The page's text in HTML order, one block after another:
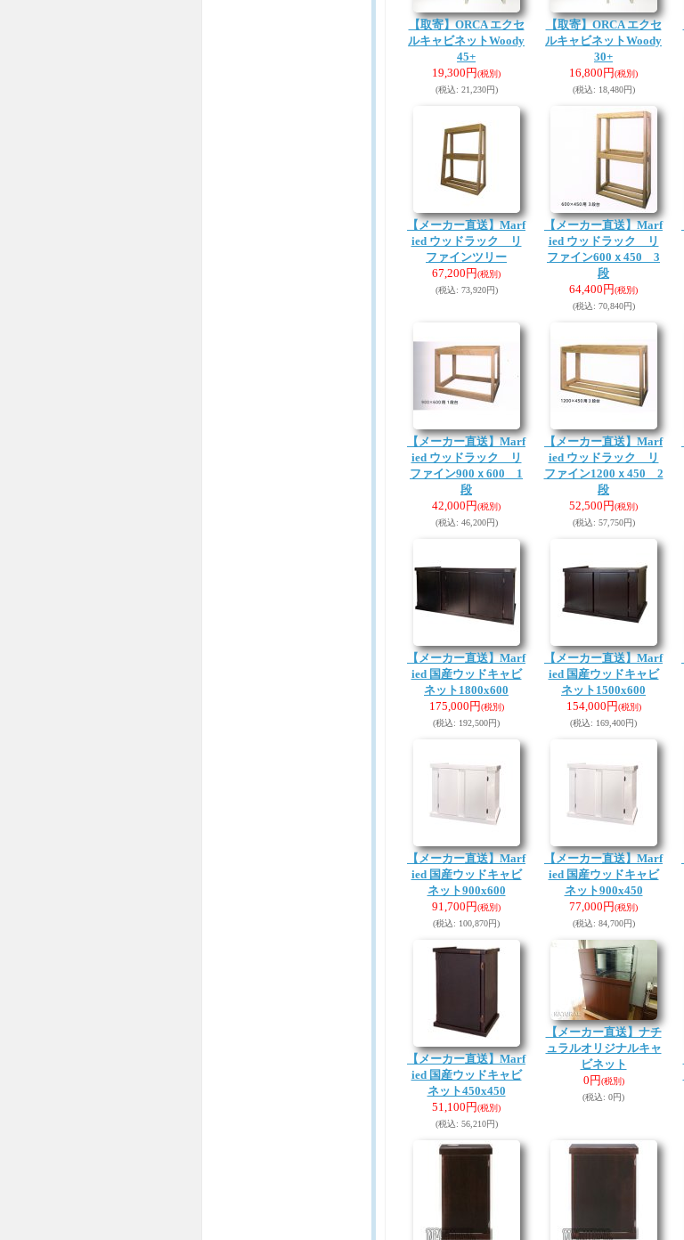
【取寄】ORCA エクセ
ルキャビネットWoody
45+
19,300円(税別)
(税込: 21,230円)
【取寄】ORCA エクセ
ルキャビネットWoody
30+
16,800円(税別)
(税込: 18,480円)
【メーカー直送】Marf
ied ウッドラック リ
ファインツリー
67,200円(税別)
(税込: 73,920円)
【メーカー直送】Marf
ied ウッドラック リ
ファイン600ｘ450 3
段
64,400円(税別)
(税込: 70,840円)
【メーカー直送】Marf
ied ウッドラック リ
ファイン900ｘ600 1
段
42,000円(税別)
(税込: 46,200円)
【メーカー直送】Marf
ied ウッドラック リ
ファイン1200ｘ450 2
段
52,500円(税別)
(税込: 57,750円)
【メーカー直送】Marf
ied 国産ウッドキャビ
ネット1800x600
175,000円(税別)
(税込: 192,500円)
【メーカー直送】Marf
ied 国産ウッドキャビ
ネット1500x600
154,000円(税別)
(税込: 169,400円)
【メーカー直送】Marf
ied 国産ウッドキャビ
ネット900x600
91,700円(税別)
(税込: 100,870円)
【メーカー直送】Marf
ied 国産ウッドキャビ
ネット900x450
77,000円(税別)
(税込: 84,700円)
【メーカー直送】Marf
ied 国産ウッドキャビ
ネット450x450
51,100円(税別)
(税込: 56,210円)
【メーカー直送】ナチ
ュラルオリジナルキャ
ビネット
0円(税別)
(税込: 0円)